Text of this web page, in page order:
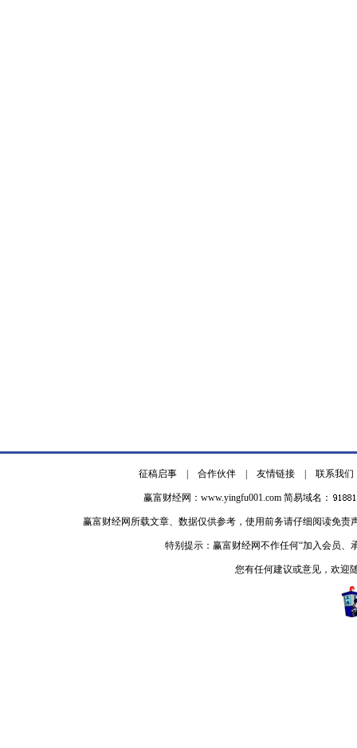
征稿启事 合作伙伴 友情链接 联系我们
赢富财经网： www.yingfu001.com 简易域名：
赢富财经网所载文章、数据仅供参考，使用前务请仔细阅读免责
特别提示：赢富财经网不作任何“加入会员、
您有任何建议或意见，欢迎